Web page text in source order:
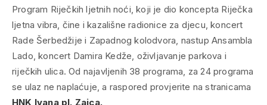
Program Riječkih ljetnih noći, koji je dio koncepta Riječka
ljetna vibra, čine i kazališne radionice za djecu, koncert
Rade Šerbedžije i Zapadnog kolodvora, nastup Ansambla
Lado, koncert Damira Kedže, oživljavanje parkova i
riječkih ulica. Od najavljenih 38 programa, za 24 programa
se ulaz ne naplaćuje, a raspored provjerite na stranicama
HNK Ivana pl. Zajca.